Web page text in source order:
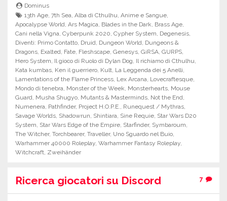
Dominus
13th Age,7th Sea,Alba di Cthulhu,Anime e Sangue,
Apocalypse World, Ars Magica, Blades in the Dark, Brass Age,
Cani nella Vigna, Cyberpunk 2020, Cypher System, Degenesis,
Diventi: Primo Contatto, Druid, Dungeon World, Dungeons &
Dragons, Exalted, Fate, Fleshscape, Genesys, GiRSA, GURPS,
Hero System, Il gioco di Ruolo di Dylan Dog, Il richiamo di Cthulhu,
Kata kumbas, Ken il guerriero, Kult, La Leggenda dei 5 Anelli,
Lamentations of the Flame Princess, Lex Arcana, Lovecraftesque,
Mondo di tenebra, Monster of the Week, Monsterhearts, Mouse
Guard, Musha Shugyo, Mutants & Masterminds, Not the End,
Numenera, Pathfinder, Project H.O.P.E., Runequest / Mythras,
Savage Worlds, Shadowrun, Shintiara, Sine Requie, Star Wars D20
System, Star Wars Edge of the Empire, Starfinder, Symbaroum,
The Witcher, Torchbearer, Traveller, Uno Sguardo nel Buio,
Warhammer 40000 Roleplay, Warhammer Fantasy Roleplay,
Witchcraft, Zweihänder
Ricerca giocatori su Discord 7